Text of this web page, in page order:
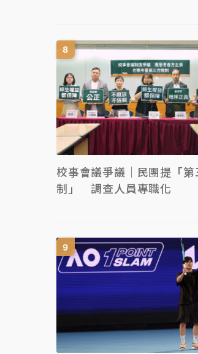
校事會議爭議｜民團提「第
制」 調查人員專職化